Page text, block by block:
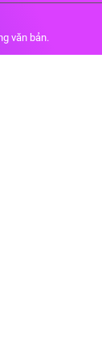
văn bản.